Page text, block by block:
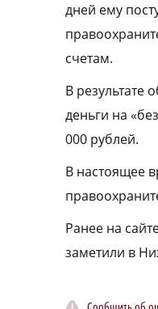
дней ему
счетам.
В результате
деньги на
000 рублей.
В настоящее
Ранее на
заметили в